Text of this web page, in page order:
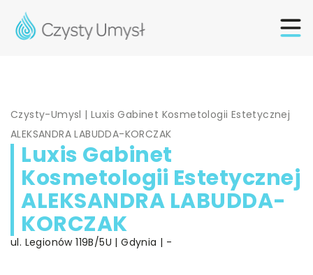
Czysty-Umysl |Luxis Gabinet Kosmetologii Estetycznej
ALEKSANDRA LABUDDA-KORCZAK
Luxis Gabinet
Kosmetologii Estetycznej
ALEKSANDRA LABUDDA-
KORCZAK
ul. Legionów 119B/5U | Gdynia | -